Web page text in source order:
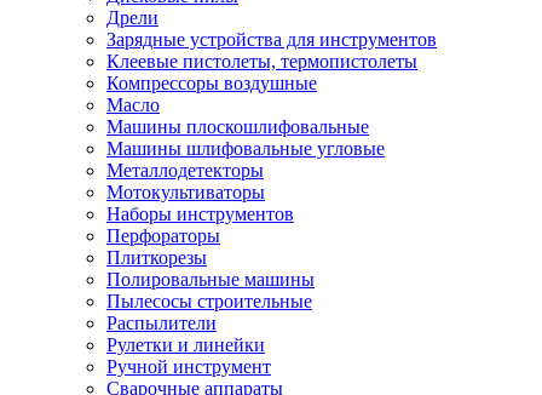
Дрели
Зарядные устройства для инструментов
Клеевые пистолеты, термопистолеты
Компрессоры воздушные
Масло
Машины плоскошлифовальные
Машины шлифовальные угловые
Металлодетекторы
Мотокультиваторы
Наборы инструментов
Перфораторы
Плиткорезы
Полировальные машины
Пылесосы строительные
Распылители
Рулетки и линейки
Ручной инструмент
Сварочные аппараты